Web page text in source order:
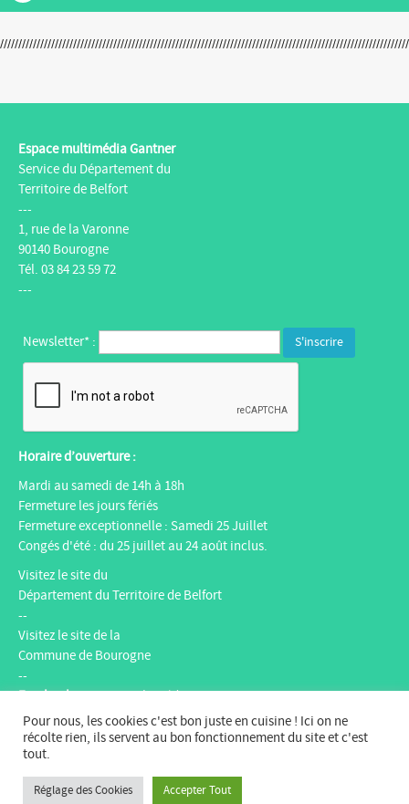
Espace multimédia Gantner
Service du Département du
Territoire de Belfort
---
1, rue de la Varonne
90140 Bourogne
Tél. 03 84 23 59 72
---
Newsletter* :
Horaire d’ouverture :
Mardi au samedi de 14h à 18h
Fermeture les jours fériés
Fermeture exceptionnelle : Samedi 25 Juillet
Congés d'été : du 25 juillet au 24 août inclus.
Visitez le site du
Département du Territoire de Belfort
--
Visitez le site de la
Commune de Bourogne
--
Facebook:Espace multimédia Gantner
Instagram: espacemultimediagantner
--
Website
--
Pour nous, les cookies c'est bon juste en cuisine ! Ici on ne
récolte rien, ils servent au bon fonctionnement du site et c'est
tout.
Réglage des Cookies Accepter Tout